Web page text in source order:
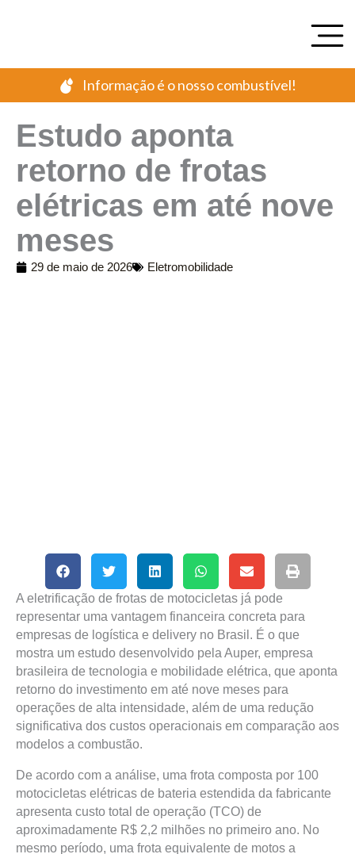
Informação é o nosso combustível!
Estudo aponta
retorno de frotas
elétricas em até nove
meses
29 de maio de 2026 Eletromobilidade
A eletrificação de frotas de motocicletas já pode
representar uma vantagem financeira concreta para
empresas de logística e delivery no Brasil. É o que
mostra um estudo desenvolvido pela Auper, empresa
brasileira de tecnologia e mobilidade elétrica, que aponta
retorno do investimento em até nove meses para
operações de alta intensidade, além de uma redução
significativa dos custos operacionais em comparação aos
modelos a combustão.
De acordo com a análise, uma frota composta por 100
motocicletas elétricas de bateria estendida da fabricante
apresenta custo total de operação (TCO) de
aproximadamente R$ 2,2 milhões no primeiro ano. No
mesmo período, uma frota equivalente de motos a